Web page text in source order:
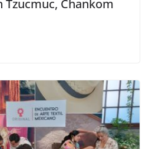
Tzucmuc, Chankom